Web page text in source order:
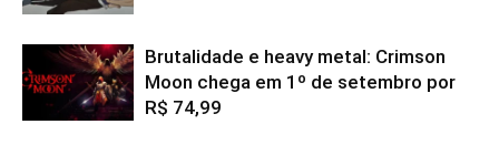
Brutalidade e heavy metal: Crimson
Moon chega em 1º de setembro por
R$ 74,99